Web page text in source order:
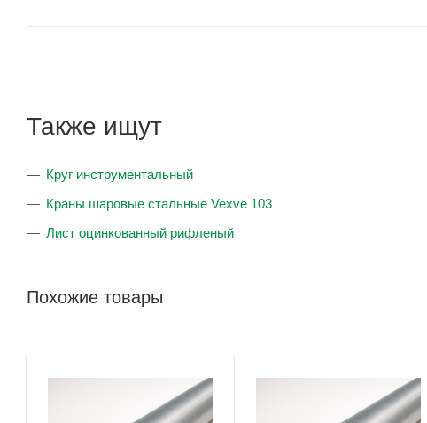
Также ищут
Круг инструментальный
Краны шаровые стальные Vexve 103
Лист оцинкованный рифленый
Похожие товары